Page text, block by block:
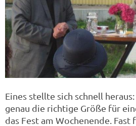
Eines stellte sich schnell
genau die richtige Größe für
das Fest am Wochenende. Fast